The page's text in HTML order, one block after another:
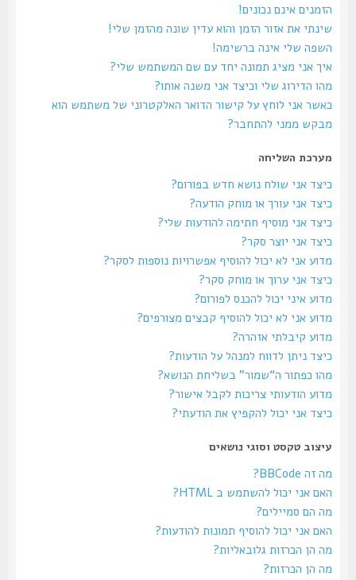
הזמנים אינם נכונים!
שינתי את אזור הזמן והוא עדין שונה מהזמן שלי!
השפה שלי אינה ברשימה!
איך אני מציג תמונה יחד עם שם המשתמש שלי?
מהו הדירוג שלי וכיצד אני משנה אותו?
כאשר אני לוחץ על קישור הדואר האלקטרוני של משתמש הוא
מבקש ממני להתחבר?
מערכת השליחה
כיצד אני שולח נושא חדש בפורום?
כיצד אני עורך או מוחק הודעה?
כיצד אני מוסיף חתימה להודעות שלי?
כיצד אני יוצר סקר?
מדוע אני לא יכול להוסיף אפשרויות נוספות לסקר?
כיצד אני ערוך או מוחק סקר?
מדוע איני יכול להכנס לפורום?
מדוע אני לא יכול להוסיף קבצים מצורפים?
מדוע קיבלתי אזהרה?
כיצד ניתן לדווח למנהל על הודעות?
מהו כפתור ה“שמור” בשליחת הנושא?
מדוע הודעותי צריכות לקבל אישור?
כיצד אני יכול להקפיץ את הודעתי?
עיצוב טקסט וסוגי נושאים
מה זה BBCode?
האם אני יכול להשתמש ב HTML?
מה הם סמיילים?
האם אני יכול להוסיף תמונות להודעות?
מה הן הכרזות גלובאליות?
מה הן הכרזות?